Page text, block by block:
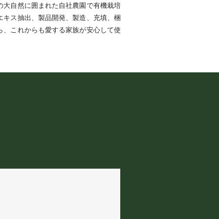
自然に囲まれた自社農園で有機栽培
ス抽出、製品開発、製造、充填、梱
これからも愛する家族が安心して使